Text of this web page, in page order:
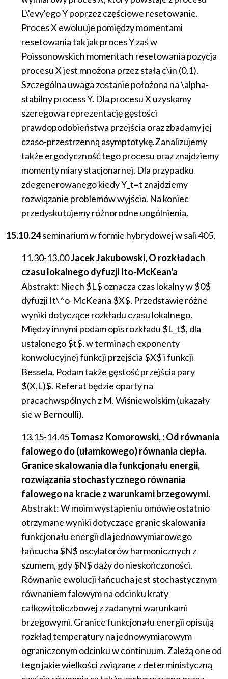
L\'evy'ego Y poprzez częściowe resetowanie.
Proces X ewoluuje pomiędzy momentami
resetowania tak jak proces Y zaś w
Poissonowskich momentach resetowania pozycja
procesu X jest mnożona przez stałą c\in (0,1).
Szczególna uwaga zostanie położona na \alpha-
stabilny process Y. Dla procesu X uzyskamy
szeregową reprezentację gęstości
prawdopodobieństwa przejścia oraz zbadamy jej
czaso-przestrzenną asymptotykę.Zanalizujemy
także ergodyczność tego procesu oraz znajdziemy
momenty miary stacjonarnej. Dla przypadku
zdegenerowanego kiedy Y_t=t znajdziemy
rozwiązanie problemów wyjścia. Na koniec
przedyskutujemy różnorodne uogólnienia.
15.10.24seminariumwformie hybrydowejwsali405,
11.30-13.00Jacek Jakubowski, O rozkładach
czasu lokalnego dyfuzji Ito-McKean'a
Abstrakt: Niech $L$ oznacza czas lokalny w $0$
dyfuzji It\^o-McKeana $X$. Przedstawię różne
wyniki dotyczące rozkładu czasu lokalnego.
Między innymi podam opis rozkładu $L_t$, dla
ustalonego $t$, w terminach exponenty
konwolucyjnej funkcji przejścia $X$ i funkcji
Bessela. Podam także gęstość przejścia pary
$(X,L)$. Referat będzie oparty na
pracachwspólnych z M. Wiśniewolskim (ukazały
sie w Bernoulli).
13.15-14.45Tomasz Komorowski, : Od równania
falowego do (ułamkowego) równania ciepła.
Granice skalowania dla funkcjonału energii,
rozwiązania stochastycznego równania
falowego na kracie z warunkami brzegowymi.
Abstrakt: W moim wystąpieniu omówię ostatnio
otrzymane wyniki dotyczące granic skalowania
funkcjonału energii dla jednowymiarowego
łańcucha $N$ oscylatorów harmonicznych z
szumem, gdy $N$ dąży do nieskończoności.
Równanie ewolucji łańcucha jest stochastycznym
równaniem falowym na odcinku kraty
całkowitoliczbowej z zadanymi warunkami
brzegowymi. Granice funkcjonału energii opisują
rozkład temperatury na jednowymiarowym
ograniczonym odcinku w continuum. Zależą one od
tego jakie wielkości związane z deterministyczną